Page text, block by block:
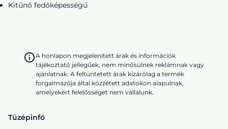
Kitűnő fedőképességű
A honlapon megjelenített árak és információk
tájékoztató jellegűek, nem minősülnek reklámnak vagy
ajánlatnak. A feltüntetett árak kizárólag a termék
forgalmazója által közzétett adatokon alapulnak,
amelyekért felelősséget nem vállalunk.
Tüzépinfó